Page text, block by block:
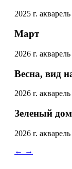
2025 г.
Март
2026 г.
Весна, вид
2026 г.
Зеленый
2026 г.
← →